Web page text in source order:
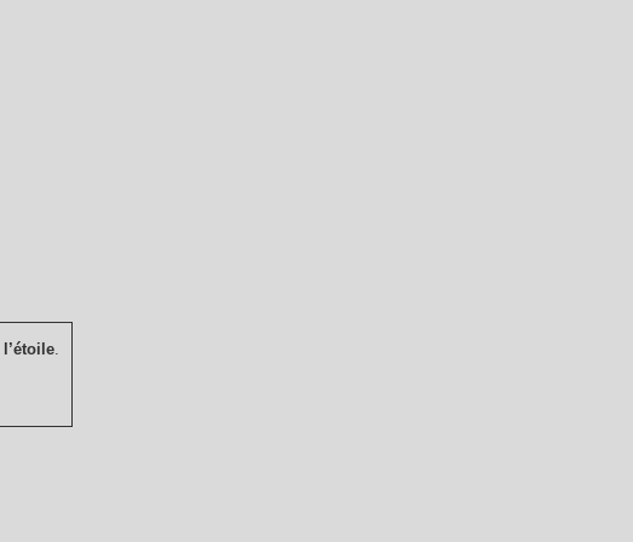
l’étoile.